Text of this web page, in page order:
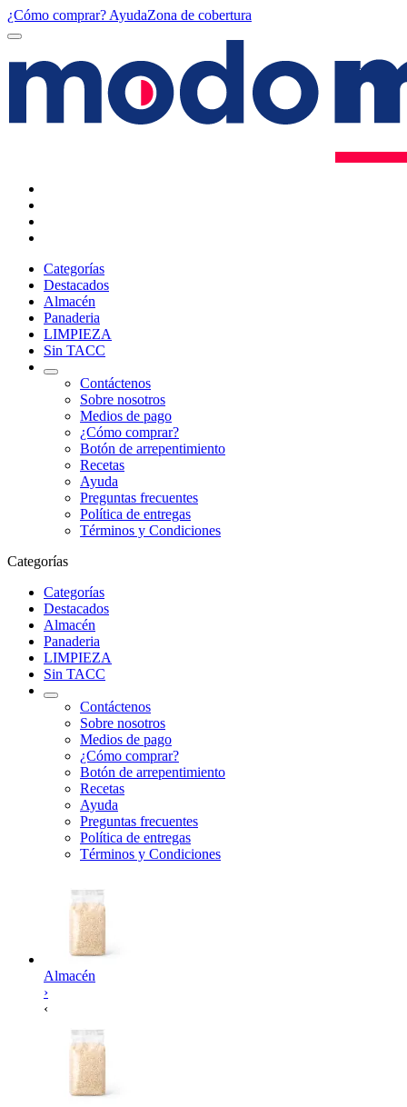
¿Cómo comprar? AyudaZona de cobertura
Categorías
Destacados
Almacén
Panaderia
LIMPIEZA
Sin TACC
Contáctenos
Sobre nosotros
Medios de pago
¿Cómo comprar?
Botón de arrepentimiento
Recetas
Ayuda
Preguntas frecuentes
Política de entregas
Términos y Condiciones
Categorías
Categorías
Destacados
Almacén
Panaderia
LIMPIEZA
Sin TACC
Contáctenos
Sobre nosotros
Medios de pago
¿Cómo comprar?
Botón de arrepentimiento
Recetas
Ayuda
Preguntas frecuentes
Política de entregas
Términos y Condiciones
Almacén
›
‹